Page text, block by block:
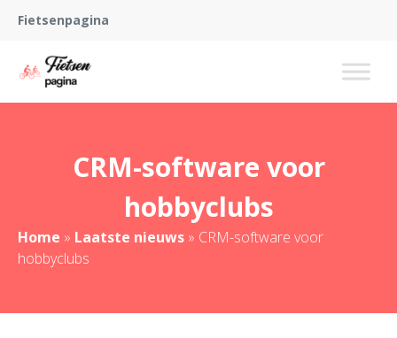
Fietsenpagina
CRM-software voor
hobbyclubs
Home » Laatste nieuws » CRM-software voor
hobbyclubs